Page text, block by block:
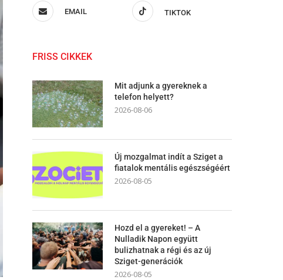
EMAIL TIKTOK
FRISS CIKKEK
Mit adjunk a gyereknek a
telefon helyett?
2026-08-06
Új mozgalmat indít a Sziget a
fiatalok mentális egészségéért
2026-08-05
Hozd el a gyereket! – A
Nulladik Napon együtt
bulizhatnak a régi és az új
Sziget-generációk
2026-08-05